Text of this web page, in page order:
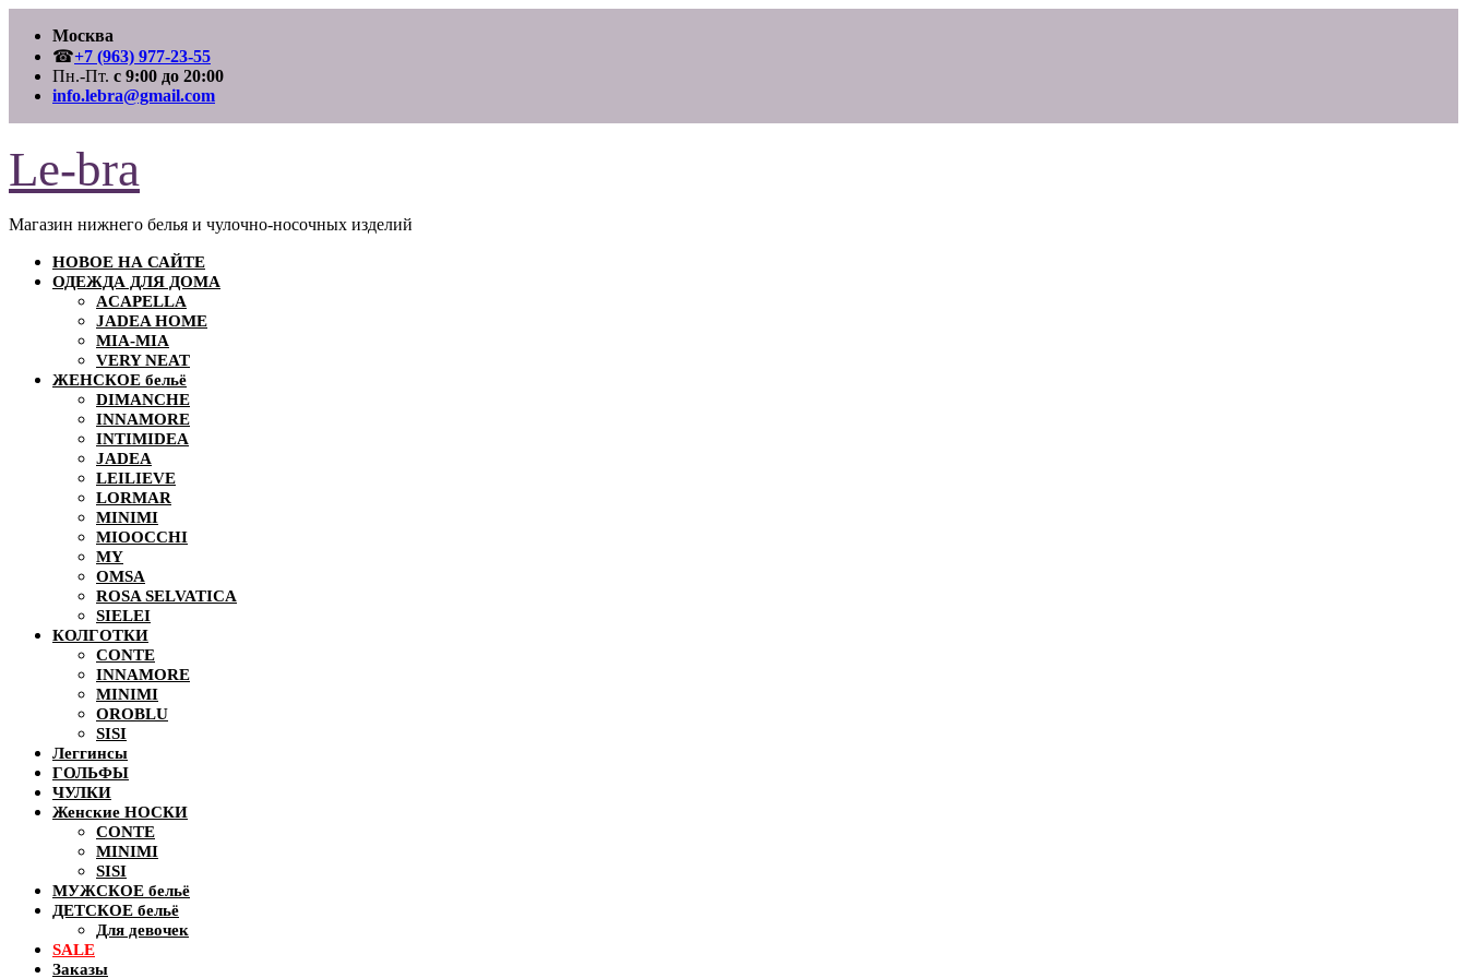
содержимому
Москва
☎+7 (963) 977-23-55
Пн.-Пт. с 9:00 до 20:00
info.lebra@gmail.com
Le-bra
Магазин нижнего белья и чулочно-носочных изделий
НОВОЕ НА САЙТЕ
ОДЕЖДА ДЛЯ ДОМА
ACAPELLA
JADEA HOME
MIA-MIA
VERY NEAT
ЖЕНСКОЕ бельё
DIMANCHE
INNAMORE
INTIMIDEA
JADEA
LEILIEVE
LORMAR
MINIMI
MIOOCCHI
MY
OMSA
ROSA SELVATICA
SIELEI
КОЛГОТКИ
CONTE
INNAMORE
MINIMI
OROBLU
SISI
Леггинсы
ГОЛЬФЫ
ЧУЛКИ
Женские НОСКИ
CONTE
MINIMI
SISI
МУЖСКОЕ бельё
ДЕТСКОЕ бельё
Для девочек
SALE
Заказы